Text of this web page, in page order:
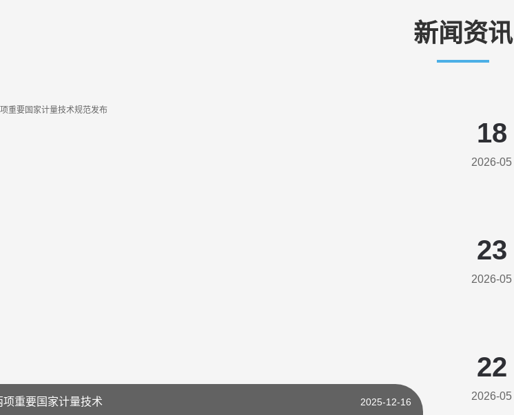
新闻资讯
项重要国家计量技术 2025-12-16
18
2026-05
23
2026-05
22
2026-05
18
2026-05